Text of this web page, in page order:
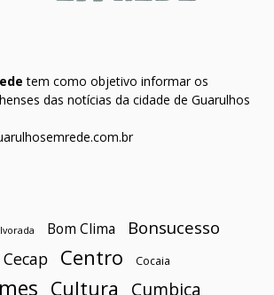
tem como objetivo informar os
das notícias da cidade de Guarulhos
Bom Clima Bonsucesso
Cecap Centro Cocaia
Cultura Cumbica